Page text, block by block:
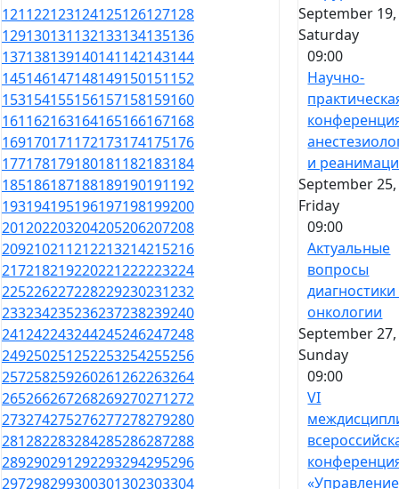
121122123124125126127128
129130131132133134135136
137138139140141142143144
145146147148149150151152
153154155156157158159160
161162163164165166167168
169170171172173174175176
177178179180181182183184
185186187188189190191192
193194195196197198199200
201202203204205206207208
209210211212213214215216
217218219220221222223224
225226227228229230231232
233234235236237238239240
241242243244245246247248
249250251252253254255256
257258259260261262263264
265266267268269270271272
273274275276277278279280
281282283284285286287288
289290291292293294295296
297298299300301302303304
September
Saturday
09:00
Научно-
и
September
Friday
09:00
Актуальные
вопросы
диагностики
онкологии
September
Sunday
09:00
VI
«Управление